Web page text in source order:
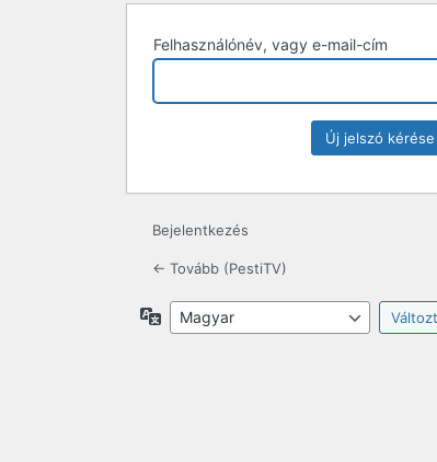
Felhasználónév, vagy e-mail-cím
Bejelentkezés
← Tovább (PestiTV)
Nyelv